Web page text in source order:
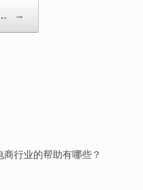
→
行业的帮助有哪些？